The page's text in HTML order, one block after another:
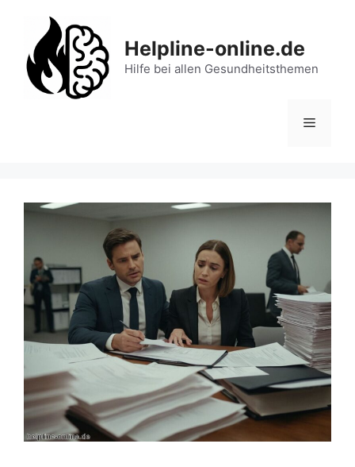
springen
Helpline-online.de
Hilfe bei allen Gesundheitsthemen
Menü